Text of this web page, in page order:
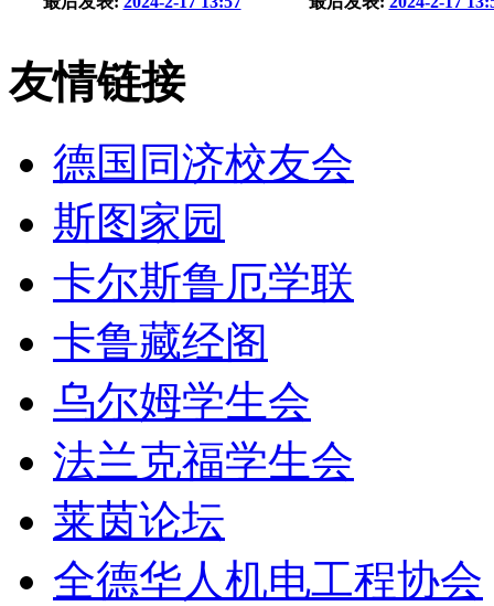
友情链接
德国同济校友会
斯图家园
卡尔斯鲁厄学联
卡鲁藏经阁
乌尔姆学生会
法兰克福学生会
莱茵论坛
全德华人机电工程协会